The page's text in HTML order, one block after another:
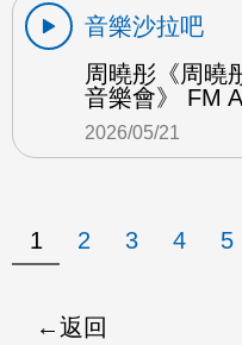
音樂沙拉吧
周曉彤《周曉
音樂會》 FM
2026/05/21
1 2 3 4 5
返回